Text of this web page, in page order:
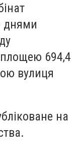
днями
694,4
вулиця
на